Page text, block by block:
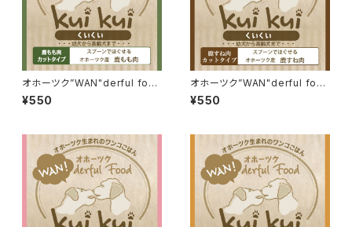
オホーツク”WAN"derful foo
d kuikui《鹿モモ肉》
¥550
オホーツク”WAN"derful foo
d kuikui《鹿スネ肉》
¥550